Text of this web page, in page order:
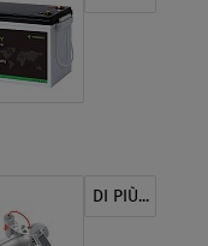
DI PIÙ...